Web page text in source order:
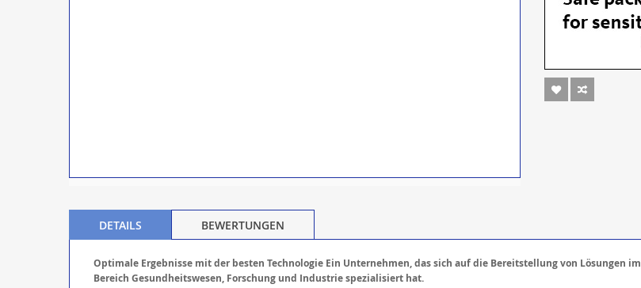
DETAILS
Optimale Ergebnisse mit der besten Technologie Ein Unternehmen, das sich auf die Bereitstellung von Lösungen im
Bereich Gesundheitswesen, Forschung und Industrie spezialisiert hat.
BEWERTUNGEN